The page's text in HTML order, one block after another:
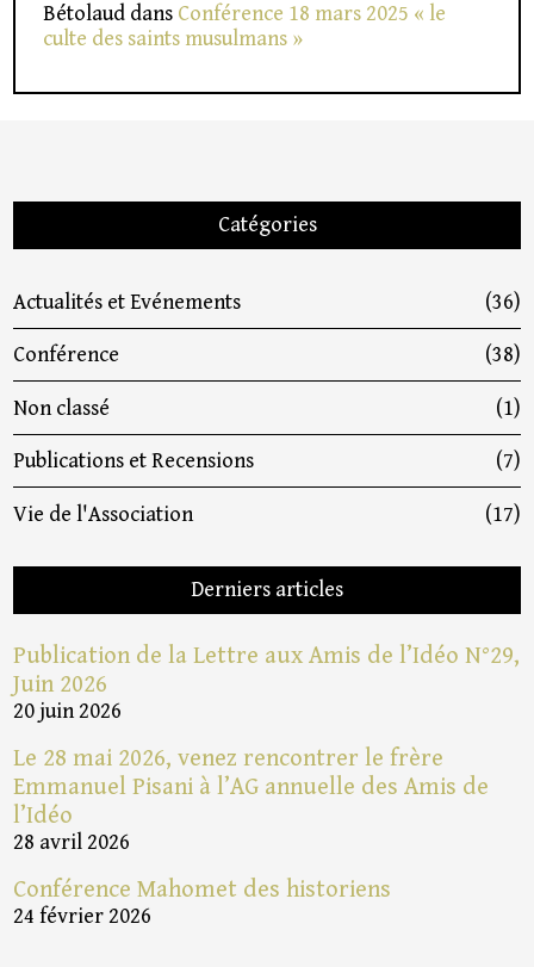
Bétolauddans Conférence 18 mars 2025 « le
culte des saints musulmans »
Catégories
Actualités et Evénements (36)
Conférence (38)
Non classé (1)
Publications et Recensions (7)
Vie de l'Association (17)
Derniers articles
Publication de la Lettre aux Amis de l’Idéo N°29,
Juin 2026
20 juin 2026
Le 28 mai 2026, venez rencontrer le frère
Emmanuel Pisani à l’AG annuelle des Amis de
l’Idéo
28 avril 2026
Conférence Mahomet des historiens
24 février 2026